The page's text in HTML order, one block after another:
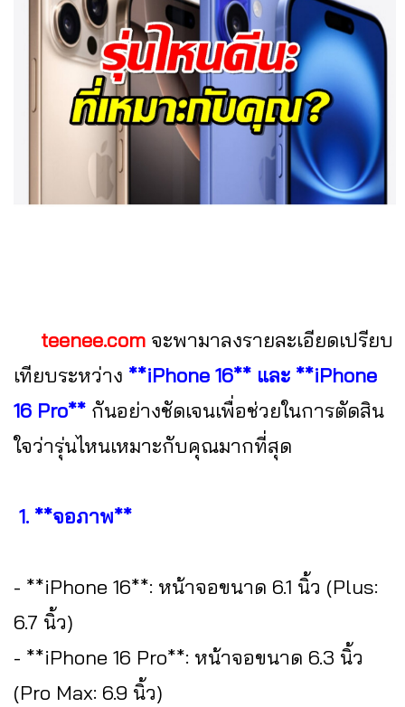
teenee.com จะพามาลงรายละเอียดเปรียบ
เทียบระหว่าง **iPhone 16** และ **iPhone
16 Pro** กันอย่างชัดเจนเพื่อช่วยในการตัดสิน
ใจว่ารุ่นไหนเหมาะกับคุณมากที่สุด
1. **จอภาพ**
- **iPhone 16**: หน้าจอขนาด 6.1 นิ้ว (Plus:
6.7 นิ้ว)
- **iPhone 16 Pro**: หน้าจอขนาด 6.3 นิ้ว
(Pro Max: 6.9 นิ้ว)